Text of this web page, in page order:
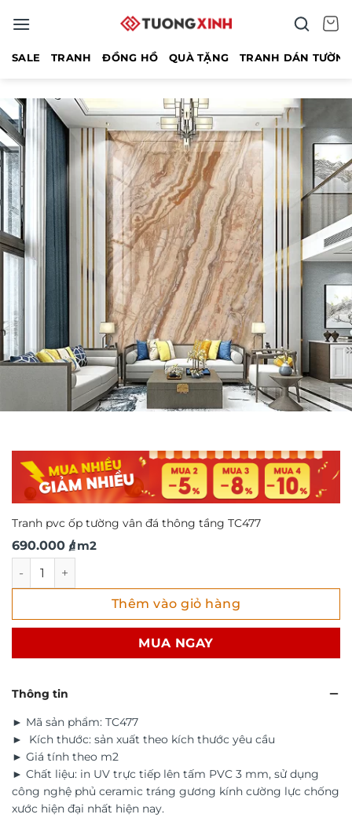
qua
SALE TRANH ĐỒNG HỒ QUÀ TẶNG TRANH DÁN
Tranh pvc ốp tường vân đá thông tầng TC477
690.000 ₫
/ m2
Tranh pvc ốp tường vân đá thông tầng TC477 số lượng
Thêm vào giỏ hàng
MUA NGAY
Thông tin
► Mã sản phẩm: TC477
► Kích thước: sản xuất theo kích thước yêu cầu
► Giá tính theo m2
► Chất liệu: in UV trực tiếp lên tấm PVC 3 mm, sử dụng
công nghệ phủ ceramic tráng gương kính cường lực chống
xước hiện đại nhất hiện nay.